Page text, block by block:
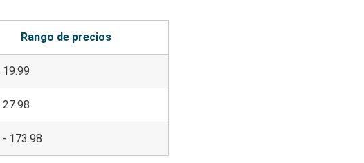
Rango de precios
19.99
27.98
173.98